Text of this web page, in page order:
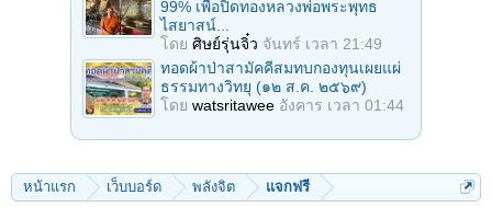
99% เพื่อปิดทองหลวงพ่อพระพุทธ
ไสยาสน์...
โดย ศิษย์รุ่นจิ๋ว จันทร์ เวลา 21:49
ทอดผ้าป่าสามัคคีสมทบกองทุนเผยแผ่
ธรรมทางวิทยุ (๑๒ ส.ค. ๒๕๖๙)
โดย watsritawee อังคาร เวลา 01:44
หน้าแรก เว็บบอร์ด พลังจิต แจกฟรี